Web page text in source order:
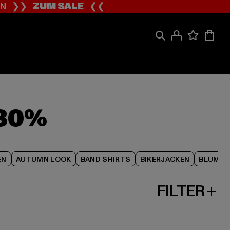
❯❯ZUM SALE❮❮
AUTUMN LOOK BAND SHIRTS BIKERJACKEN
FILTER